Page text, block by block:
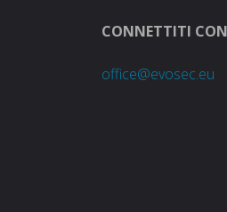
CONNETTITI
office@evosec.eu